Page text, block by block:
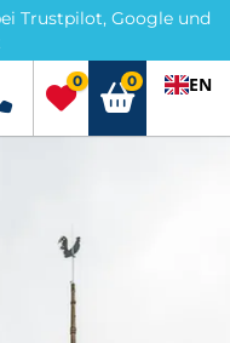
Trustpilot, Google und
+49 5741 3222690
0 0 EN